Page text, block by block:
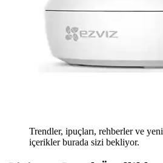
Trendler, ipuçları, rehberler ve
içerikler burada sizi bekliyor.